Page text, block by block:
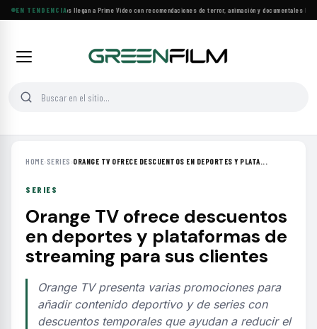
EN TENDENCIA
Más de 160 estrenos llegan a Prime Video con recomendaciones de terror, animación y documentales·Las
HOME› SERIES ›ORANGE TV OFRECE DESCUENTOS EN DEPORTES Y PLATA...
SERIES
Orange TV ofrece descuentos
en deportes y plataformas de
streaming para sus clientes
Orange TV presenta varias promociones para
añadir contenido deportivo y de series con
descuentos temporales que ayudan a reducir el